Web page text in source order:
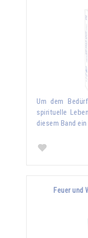
Um dem
spirituelle
diesem Band
Feuer und